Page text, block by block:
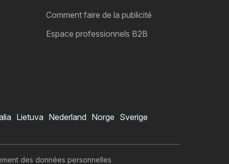
Comment faire de la publicité
Espace professionnels B2B
Lietuva Nederland Norge Sverige
des données personnelles